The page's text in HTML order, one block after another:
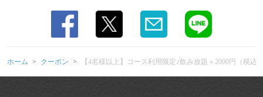
ホーム クーポン 【4名様以上】コース利用限定♪飲み放題＋2000円（税込